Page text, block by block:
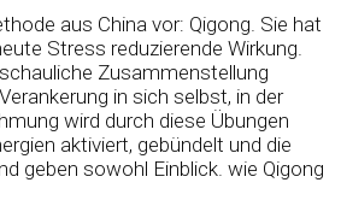
aus China vor: Qigong. Sie hat
Stress reduzierende Wirkung.
Zusammenstellung
in sich selbst, in der
wird durch diese Übungen
aktiviert, gebündelt und die
geben sowohl Einblick. wie Qigong